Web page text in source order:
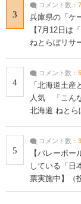
3
コメント数： 7
兵庫県の「ケ
【7月12日は
ねとらぼリサ
4
コメント数： 5
「北海道土産
人気 「こん
北海道 ねとら
5
コメント数： 3
【バレーボ
している「日
票実施中】（